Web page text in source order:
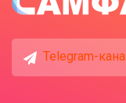
Telegram-